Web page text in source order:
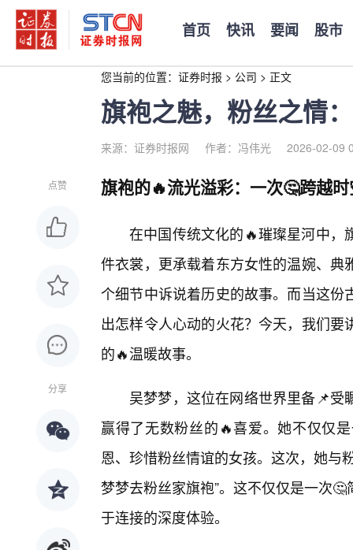
首页 快讯 要闻 股市
您当前的位置： 证券时报 > 公司 > 正文
旗袍之魅，粉丝之情
来源：证券时报网 作者：冯伟光 2026-02-09
点赞
分享
旗袍的🔥流光溢彩：一次🤔跨越
在中国传统文化的🔥璀璨星河中，
件衣裳，更承载着东方女性的温婉、
个细节中诉说着历史的故事。而当这
出怎样令人心动的火花？今天，我们
的🔥温暖故事。
吴梦梦，这位在网络世界里备📌
赢得了无数粉丝的🔥喜爱。她不仅仅
恩、珍惜粉丝情谊的女孩。这次，她
梦梦去粉丝家旗袍”。这不仅仅是一次
于连接的深度体验。